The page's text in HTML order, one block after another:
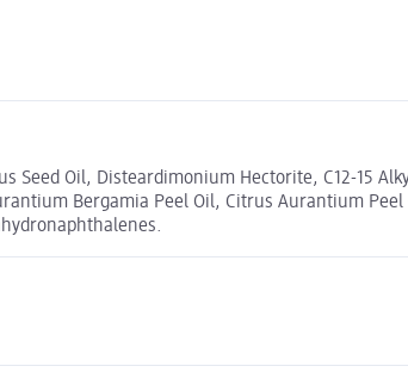
Oil, Disteardimonium Hectorite, C12-15
Bergamia Peel Oil, Citrus Aurantium